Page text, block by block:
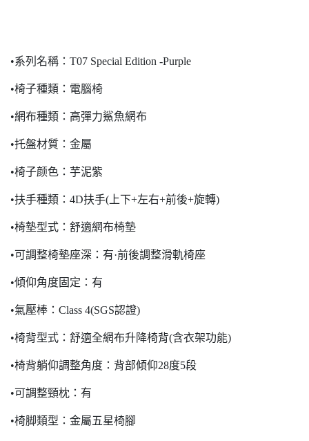
•系列名稱：T07 Special Edition -Purple
•椅子種類：電腦椅
•網布種類：高彈力鯊魚網布
•托盤材質：金屬
•椅子颜色：芋泥紫
•扶手種類：4D扶手(上下+左右+前後+旋轉)
•椅墊型式：舒適網布椅墊
•可調整椅墊座深：有·前後調整滑軌椅座
•傾仰角度固定：有
•氣壓棒：Class 4(SGS認證)
•椅背型式：舒適全網布升降椅背(含衣架功能)
•椅背躺仰調整角度：背部傾仰28度5段
•可調整頸枕：有
•椅脚類型：金屬五星椅腳